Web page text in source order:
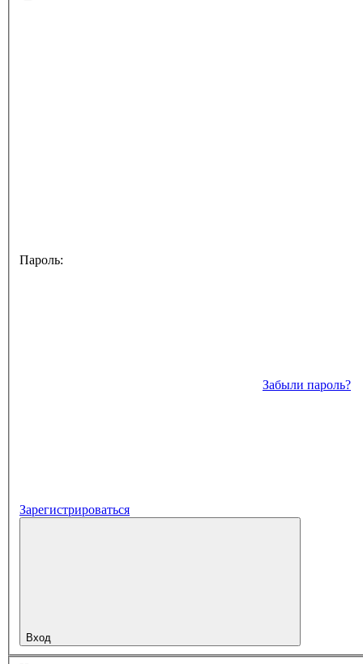
Пароль:
Забыли пароль?
Зарегистрироваться
Вход